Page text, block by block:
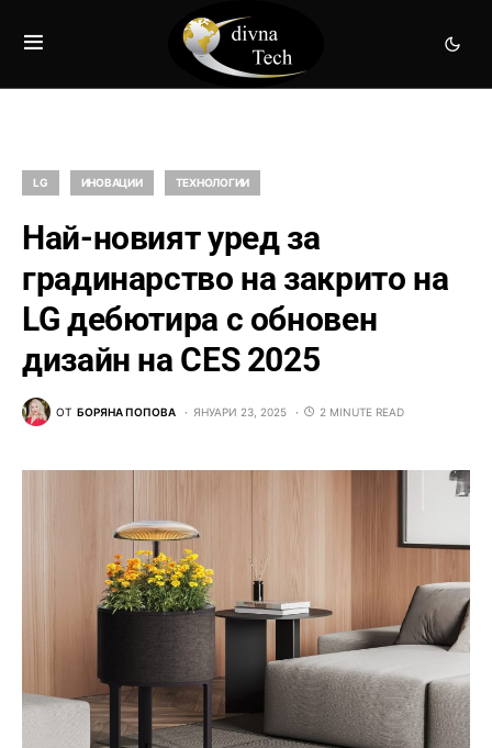
LG ИНОВАЦИИ ТЕХНОЛОГИИ
Най-новият уред за
градинарство на закрито на
LG дебютира с обновен
дизайн на CES 2025
ОТ БОРЯНА ПОПОВА ЯНУАРИ 23, 2025 2 MINUTE READ